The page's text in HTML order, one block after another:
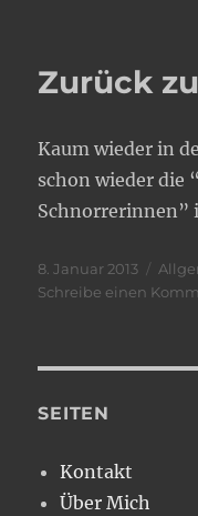
die
Zurück
Kaum wieder in
schon wieder die
Schnorrerinnen”
Veröffentlicht
am
8. Januar 2013
Schreibe einen
SEITEN
Kontakt
Über Mich